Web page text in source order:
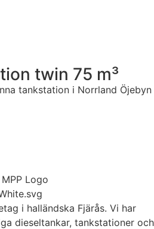
twin 75 m³
tankstation i Norrland Öjebyn
i halländska Fjärås. Vi har
dieseltankar, tankstationer och